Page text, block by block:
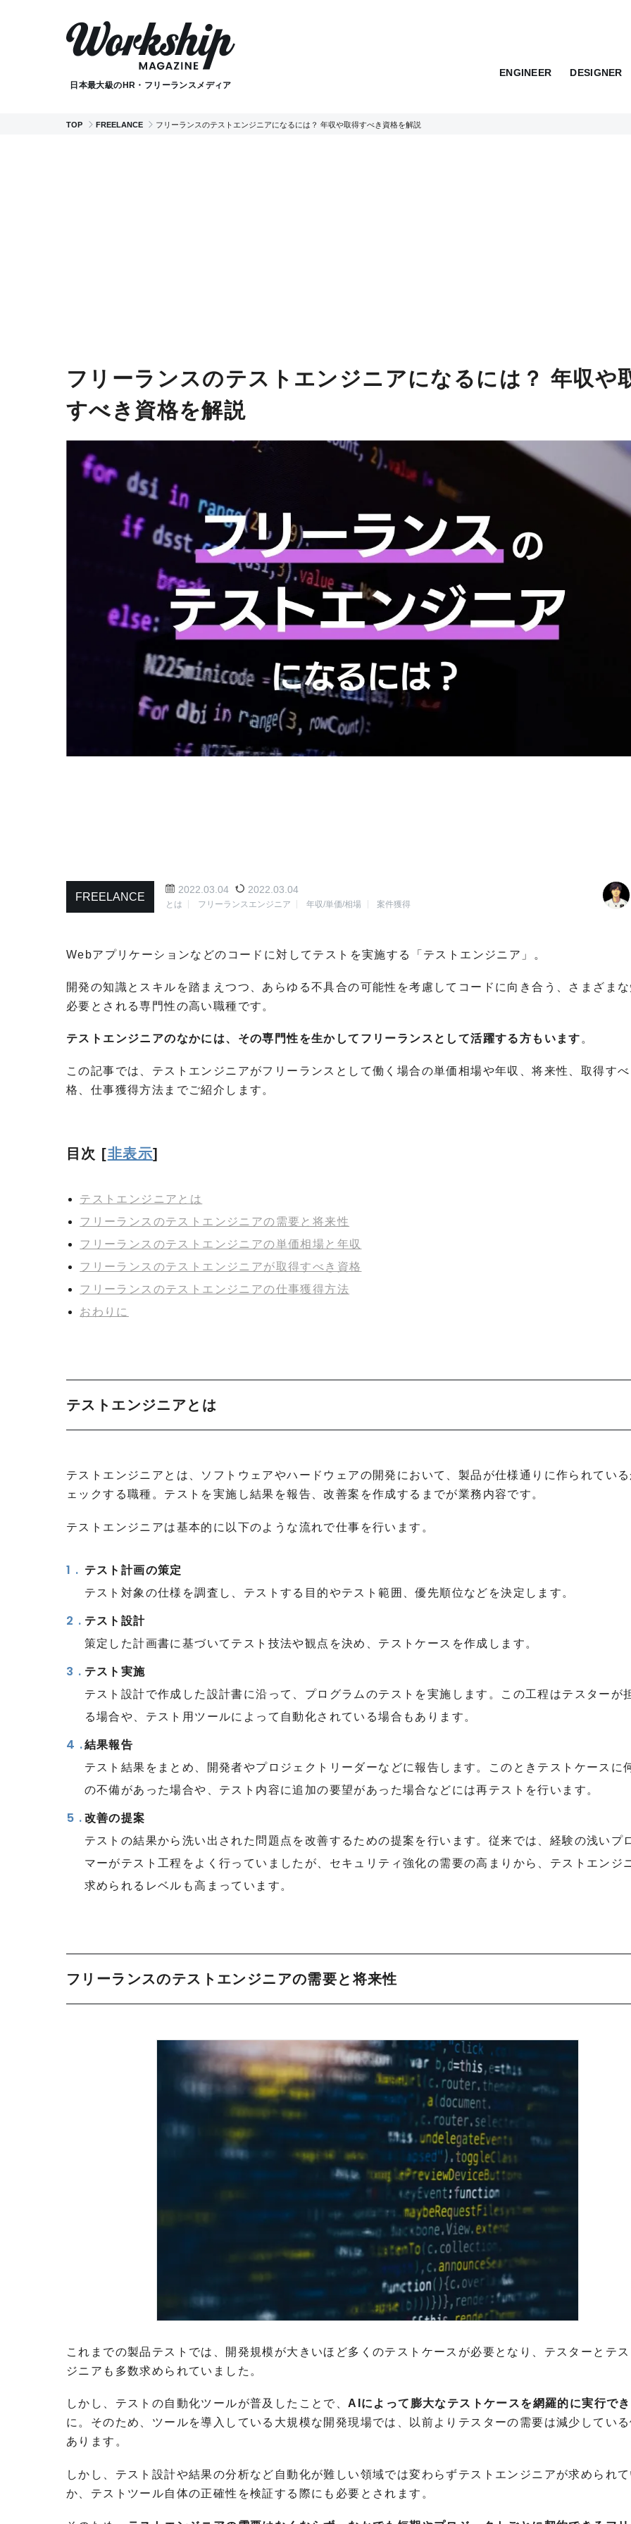
日本最大級のHR・フリーランスメディア
ENGINEER DESIGNER
TOP FREELANCE フリーランスのテストエンジニアになるには？ 年収や取得すべき資格を解説
フリーランスのテストエンジニアになるには？ 年収や
すべき資格を解説
FREELANCE
2022.03.04 2022.03.04
とは フリーランスエンジニア 年収/単価/相場 案件獲得
Webアプリケーションなどのコードに対してテストを実施する「テストエンジニア」。
開発の知識とスキルを踏まえつつ、あらゆる不具合の可能性を考慮してコードに向き合う、さまざま
必要とされる専門性の高い職種です。
テストエンジニアのなかには、その専門性を生かしてフリーランスとして活躍する方もいます 。
この記事では、テストエンジニアがフリーランスとして働く場合の単価相場や年収、将来性、取得す
格、仕事獲得方法までご紹介します。
目次 [非表示]
テストエンジニアとは
フリーランスのテストエンジニアの需要と将来性
フリーランスのテストエンジニアの単価相場と年収
フリーランスのテストエンジニアが取得すべき資格
フリーランスのテストエンジニアの仕事獲得方法
おわりに
テストエンジニアとは
テストエンジニアとは、ソフトウェアやハードウェアの開発において、製品が仕様通りに作られてい
ェックする職種。テストを実施し結果を報告、改善案を作成するまでが業務内容です。
テストエンジニアは基本的に以下のような流れで仕事を行います。
テスト計画の策定
テスト対象の仕様を調査し、テストする目的やテスト範囲、優先順位などを決定します。
テスト設計
策定した計画書に基づいてテスト技法や観点を決め、テストケースを作成します。
テスト実施
テスト設計で作成した設計書に沿って、プログラムのテストを実施します。この工程はテスターが
る場合や、テスト用ツールによって自動化されている場合もあります。
結果報告
テスト結果をまとめ、開発者やプロジェクトリーダーなどに報告します。このときテストケースに
の不備があった場合や、テスト内容に追加の要望があった場合などには再テストを行います。
改善の提案
テストの結果から洗い出された問題点を改善するための提案を行います。従来では、経験の浅いプ
マーがテスト工程をよく行っていましたが、セキュリティ強化の需要の高まりから、テストエンジ
求められるレベルも高まっています。
フリーランスのテストエンジニアの需要と将来性
これまでの製品テストでは、開発規模が大きいほど多くのテストケースが必要となり、テスターとテ
ジニアも多数求められていました。
しかし、テストの自動化ツールが普及したことで、AIによって膨大なテストケースを網羅的に実行で
に。そのため、ツールを導入している大規模な開発現場では、以前よりテスターの需要は減少してい
あります。
しかし、テスト設計や結果の分析など自動化が難しい領域では変わらずテストエンジニアが求められ
か、テストツール自体の正確性を検証する際にも必要とされます。